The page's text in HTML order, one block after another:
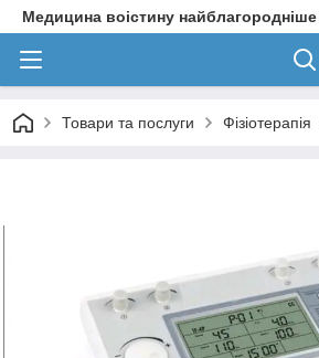
Медицина воістину найблагородніше
Товари та послуги Фізіотерапія